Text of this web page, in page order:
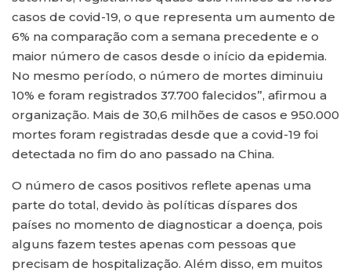
casos de covid-19, o que representa um aumento de
6% na comparação com a semana precedente e o
maior número de casos desde o início da epidemia.
No mesmo período, o número de mortes diminuiu
10% e foram registrados 37.700 falecidos”, afirmou a
organização. Mais de 30,6 milhões de casos e 950.000
mortes foram registradas desde que a covid-19 foi
detectada no fim do ano passado na China.
O número de casos positivos reflete apenas uma
parte do total, devido às políticas díspares dos
países no momento de diagnosticar a doença, pois
alguns fazem testes apenas com pessoas que
precisam de hospitalização. Além disso, em muitos